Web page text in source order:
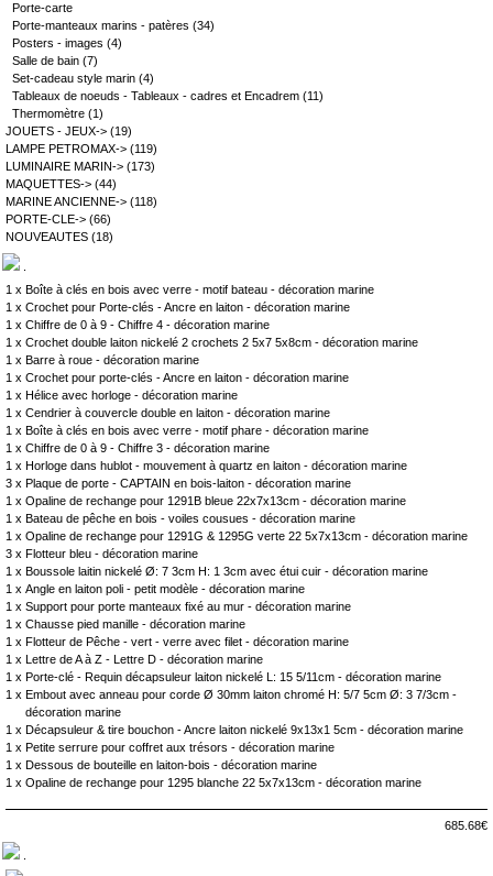
Porte-carte
Porte-manteaux marins - patères (34)
Posters - images (4)
Salle de bain (7)
Set-cadeau style marin (4)
Tableaux de noeuds - Tableaux - cadres et Encadrem (11)
Thermomètre (1)
JOUETS - JEUX-> (19)
LAMPE PETROMAX-> (119)
LUMINAIRE MARIN-> (173)
MAQUETTES-> (44)
MARINE ANCIENNE-> (118)
PORTE-CLE-> (66)
NOUVEAUTES (18)
1 x Boîte à clés en bois avec verre - motif bateau - décoration marine
1 x Crochet pour Porte-clés - Ancre en laiton - décoration marine
1 x Chiffre de 0 à 9 - Chiffre 4 - décoration marine
1 x Crochet double laiton nickelé 2 crochets 2 5x7 5x8cm - décoration marine
1 x Barre à roue - décoration marine
1 x Crochet pour porte-clés - Ancre en laiton - décoration marine
1 x Hélice avec horloge - décoration marine
1 x Cendrier à couvercle double en laiton - décoration marine
1 x Boîte à clés en bois avec verre - motif phare - décoration marine
1 x Chiffre de 0 à 9 - Chiffre 3 - décoration marine
1 x Horloge dans hublot - mouvement à quartz en laiton - décoration marine
3 x Plaque de porte - CAPTAIN en bois-laiton - décoration marine
1 x Opaline de rechange pour 1291B bleue 22x7x13cm - décoration marine
1 x Bateau de pêche en bois - voiles cousues - décoration marine
1 x Opaline de rechange pour 1291G & 1295G verte 22 5x7x13cm - décoration marine
3 x Flotteur bleu - décoration marine
1 x Boussole laitin nickelé Ø: 7 3cm H: 1 3cm avec étui cuir - décoration marine
1 x Angle en laiton poli - petit modèle - décoration marine
1 x Support pour porte manteaux fixé au mur - décoration marine
1 x Chausse pied manille - décoration marine
1 x Flotteur de Pêche - vert - verre avec filet - décoration marine
1 x
Lettre de A à Z - Lettre D - décoration marine
1 x Porte-clé - Requin décapsuleur laiton nickelé L: 15 5/11cm - décoration marine
1 x Embout avec anneau pour corde Ø 30mm laiton chromé H: 5/7 5cm Ø: 3 7/3cm -
décoration marine
1 x Décapsuleur & tire bouchon - Ancre laiton nickelé 9x13x1 5cm - décoration marine
1 x Petite serrure pour coffret aux trésors - décoration marine
1 x Dessous de bouteille en laiton-bois - décoration marine
1 x Opaline de rechange pour 1295 blanche 22 5x7x13cm - décoration marine
685.68€